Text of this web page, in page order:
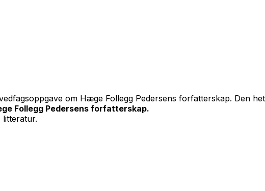
om Hæge Follegg Pedersens forfatterskap. Den
Follegg Pedersens forfatterskap.
litteratur.